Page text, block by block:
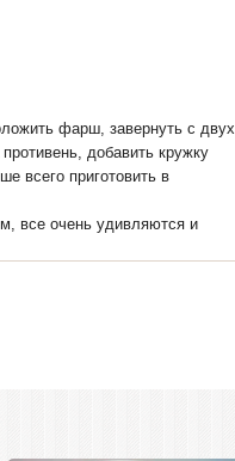
фарш, завернуть с двух
добавить кружку
всего приготовить в
все очень удивляются и